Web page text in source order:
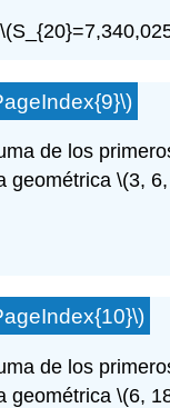
de los
geométrica\(3,
de los
geométrica\(6,